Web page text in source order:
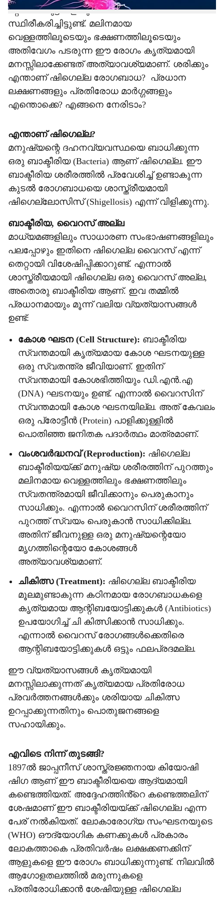
മറ്റ് ചില കുട്ടികളിലും രോഗബാധ
സ്ഥിരീകരിച്ചിട്ടുണ്ട്. മലിനമായ
വെള്ളത്തിലൂടെയും ഭക്ഷണത്തിലൂടെയും
അതിവേഗം പടരുന്ന ഈ രോഗം കൃത്യമായി
മനസ്സിലാക്കേണ്ടത് അത്യാവശ്യമാണ്. ശരിക്കും
എന്താണ് ഷിഗെല്ല രോഗബാധ? പ്രധാന
ലക്ഷണങ്ങളും പ്രതിരോധ മാർഗ്ഗങ്ങളും
എന്തൊക്കെ? എങ്ങനെ നേരിടാം?
എന്താണ് ഷിഗെല്ല?
മനുഷ്യന്റെ ദഹനവ്യവസ്ഥയെ ബാധിക്കുന്ന
ഒരു ബാക്ടീരിയ (Bacteria) ആണ് ഷിഗെല്ല. ഈ
ബാക്ടീരിയ ശരീരത്തിൽ പ്രവേശിച്ച് ഉണ്ടാകുന്ന
കുടൽ രോഗബാധയെ ശാസ്ത്രീയമായി
ഷിഗെല്ലോസിസ് (Shigellosis) എന്ന് വിളിക്കുന്നു.
ബാക്ടീരിയ, വൈറസ് അല്ല
മാധ്യമങ്ങളിലും സാധാരണ സംഭാഷണങ്ങളിലും
പലപ്പോഴും ഇതിനെ ഷിഗെല്ല വൈറസ് എന്ന്
തെറ്റായി വിശേഷിപ്പിക്കാറുണ്ട്. എന്നാൽ
ശാസ്ത്രീയമായി ഷിഗെല്ല ഒരു വൈറസ് അല്ല,
അതൊരു ബാക്ടീരിയ ആണ്. ഇവ തമ്മിൽ
പ്രധാനമായും മൂന്ന് വലിയ വ്യത്യാസങ്ങൾ
ഉണ്ട്:
കോശ ഘടന (Cell Structure): ബാക്ടീരിയ
സ്വന്തമായി കൃത്യമായ കോശ ഘടനയുള്ള
ഒരു സ്വതന്ത്ര ജീവിയാണ്. ഇതിന്
സ്വന്തമായി കോശഭിത്തിയും ഡി.എൻ.എ
(DNA) ഘടനയും ഉണ്ട്. എന്നാൽ വൈറസിന്
സ്വന്തമായി കോശ ഘടനയില്ല. അത് കേവലം
ഒരു പ്രോട്ടീൻ (Protein) പാളിക്കുള്ളിൽ
പൊതിഞ്ഞ ജനിതക പദാർത്ഥം മാത്രമാണ്.
വംശവർദ്ധനവ് (Reproduction): ഷിഗെല്ല
ബാക്ടീരിയയ്ക്ക് മനുഷ്യ ശരീരത്തിന് പുറത്തും
മലിനമായ വെള്ളത്തിലും ഭക്ഷണത്തിലും
സ്വതന്ത്രമായി ജീവിക്കാനും പെരുകാനും
സാധിക്കും. എന്നാൽ വൈറസിന് ശരീരത്തിന്
പുറത്ത് സ്വയം പെരുകാൻ സാധിക്കില്ല.
അതിന് ജീവനുള്ള ഒരു മനുഷ്യന്റെയോ
മൃഗത്തിന്റെയോ കോശങ്ങൾ
അത്യാവശ്യമാണ്.
ചികിത്സ (Treatment): ഷിഗെല്ല ബാക്ടീരിയ
മൂലമുണ്ടാകുന്ന കഠിനമായ രോഗബാധകളെ
കൃത്യമായ ആന്റിബയോട്ടിക്കുകൾ (Antibiotics)
ഉപയോഗിച്ച് ചി കിത്സിക്കാൻ സാധിക്കും.
എന്നാൽ വൈറസ് രോഗങ്ങൾക്കെതിരെ
ആന്റിബയോട്ടിക്കുകൾ ഒട്ടും ഫലപ്രദമല്ല.
ഈ വ്യത്യാസങ്ങൾ കൃത്യമായി
മനസ്സിലാക്കുന്നത് കൃത്യമായ പ്രതിരോധ
പ്രവർത്തനങ്ങൾക്കും ശരിയായ ചികിത്സ
ഉറപ്പാക്കുന്നതിനും പൊതുജനങ്ങളെ
സഹായിക്കും.
എവിടെ നിന്ന് തുടങ്ങി?
1897ൽ ജാപ്പനീസ് ശാസ്ത്രജ്ഞനായ കിയോഷി
ഷിഗ ആണ് ഈ ബാക്ടീരിയയെ ആദ്യമായി
കണ്ടെത്തിയത്. അദ്ദേഹത്തിൻ്റെ കണ്ടെത്തലിന്
ശേഷമാണ് ഈ ബാക്ടീരിയയ്ക്ക് ഷിഗെല്ല എന്ന
പേര് നൽകിയത്. ലോകാരോഗ്യ സംഘടനയുടെ
(WHO) ഔദ്യോഗിക കണക്കുകൾ പ്രകാരം
ലോകത്താകെ പ്രതിവർഷം ലക്ഷക്കണക്കിന്
ആളുകളെ ഈ രോഗം ബാധിക്കുന്നുണ്ട്. നിലവിൽ
ആഗോളതലത്തിൽ മരുന്നുകളെ
പ്രതിരോധിക്കാൻ ശേഷിയുള്ള ഷിഗെല്ല